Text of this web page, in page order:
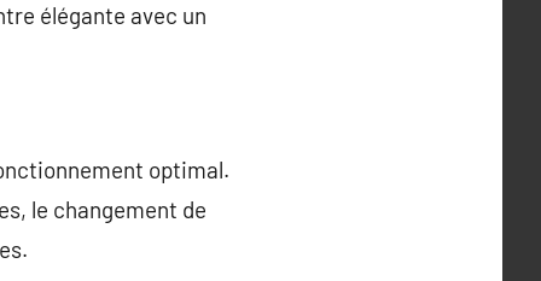
élégante avec un
optimal.
le changement de